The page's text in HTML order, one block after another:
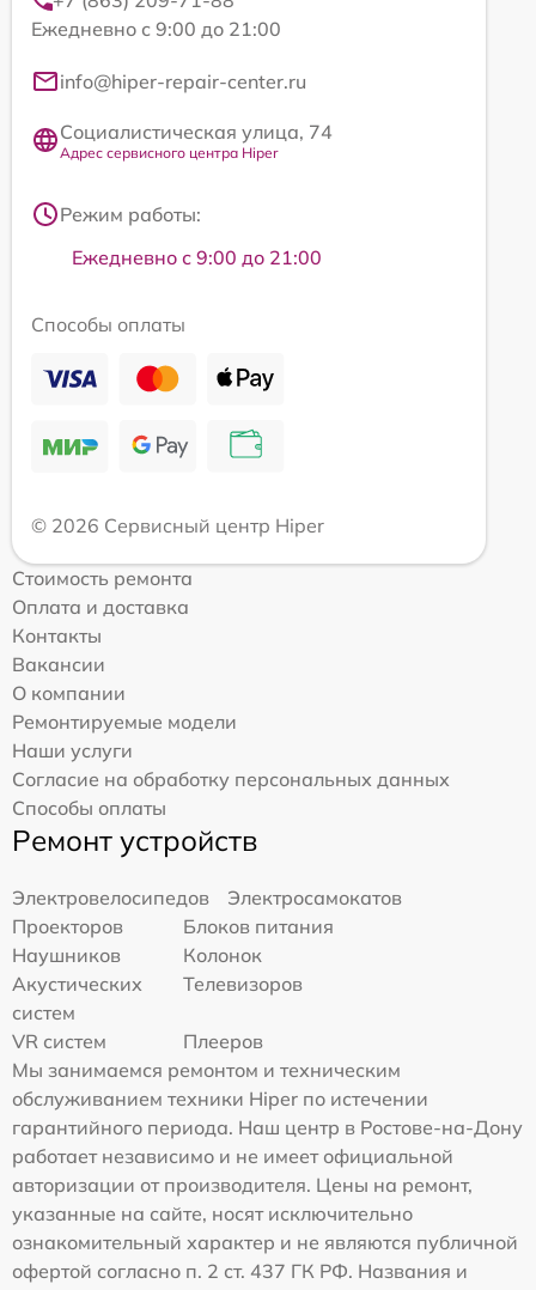
Ежедневно с 9:00 до 21:00
info@hiper-repair-center.ru
Социалистическая улица, 74
Адрес сервисного центра Hiper
Режим работы:
Ежедневно с 9:00 до 21:00
Способы оплаты
© 2026 Сервисный центр Hiper
Стоимость ремонта
Оплата и доставка
Контакты
Вакансии
О компании
Ремонтируемые модели
Наши услуги
Согласие на обработку персональных данных
Способы оплаты
Ремонт устройств
Электровелосипедов
Электросамокатов
Проекторов
Блоков питания
Наушников
Колонок
Акустических
систем
Телевизоров
VR систем
Плееров
Мы занимаемся ремонтом и техническим
обслуживанием техники Hiper по истечении
гарантийного периода. Наш центр в Ростове-на-Дону
работает независимо и не имеет официальной
авторизации от производителя. Цены на ремонт,
указанные на сайте, носят исключительно
ознакомительный характер и не являются публичной
офертой согласно п. 2 ст. 437 ГК РФ. Названия и